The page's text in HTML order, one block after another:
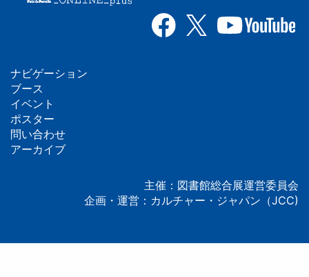
フ
ッ
タ
ナビゲーション
ブース
イベント
ポスター
問い合わせ
アーカイブ
主催：図書館総合展運営委員会
企画・運営：カルチャー・ジャパン（JCC)